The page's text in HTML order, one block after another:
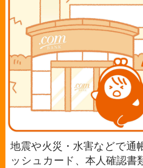
地震や火災・水害などで通
ッシュカード、本人確認書